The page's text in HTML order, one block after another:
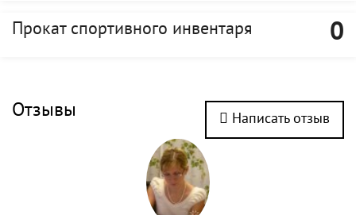
Прокат спортивного инвентаря 0
Отзывы Написать отзыв